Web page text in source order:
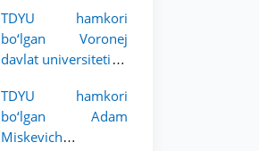
akademik mobillik
dasturini e’lon qildi
TDYU hamkori
bo‘lgan Voronej
davlat universiteti 2-
uchun akademik
mobillik dasturini
e’lon qildi
TDYU hamkori
bo‘lgan Adam
Miskevich